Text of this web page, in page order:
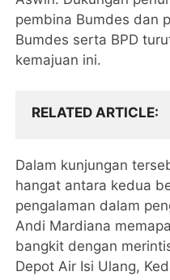
pembina Bumdes dan
Bumdes serta BPD
kemajuan ini.
RELATED ARTICLE
Dalam kunjungan
hangat antara kedua
pengalaman dalam
Andi Mardiana
bangkit dengan
Depot Air Isi Ulang,